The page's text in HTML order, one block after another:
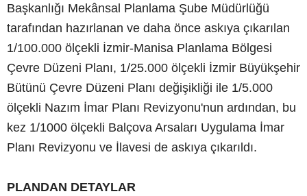
Başkanlığı Mekânsal Planlama Şube Müdürlüğü
tarafından hazırlanan ve daha önce askıya çıkarılan
1/100.000 ölçekli İzmir-Manisa Planlama Bölgesi
Çevre Düzeni Planı, 1/25.000 ölçekli İzmir Büyükşehir
Bütünü Çevre Düzeni Planı değişikliği ile 1/5.000
ölçekli Nazım İmar Planı Revizyonu'nun ardından, bu
kez 1/1000 ölçekli Balçova Arsaları Uygulama İmar
Planı Revizyonu ve İlavesi de askıya çıkarıldı.
PLANDAN DETAYLAR